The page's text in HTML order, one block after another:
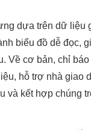
dựa trên dữ
biểu đồ dễ đọc,
Về cơ bản, chỉ
hỗ trợ nhà giao
và kết hợp chúng